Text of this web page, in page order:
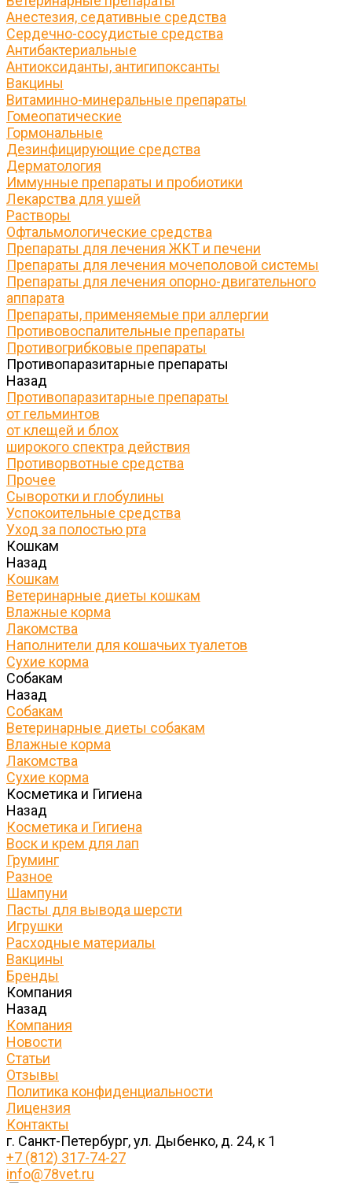
Анестезия, седативные средства
Сердечно-сосудистые средства
Антибактериальные
Антиоксиданты, антигипоксанты
Вакцины
Витаминно-минеральные препараты
Гомеопатические
Гормональные
Дезинфицирующие средства
Дерматология
Иммунные препараты и пробиотики
Лекарства для ушей
Растворы
Офтальмологические средства
Препараты для лечения ЖКТ и печени
Препараты для лечения мочеполовой системы
Препараты для лечения опорно-двигательного
аппарата
Препараты, применяемые при аллергии
Противовоспалительные препараты
Противогрибковые препараты
Противопаразитарные препараты
Назад
Противопаразитарные препараты
от гельминтов
от клещей и блох
широкого спектра действия
Противорвотные средства
Прочее
Сыворотки и глобулины
Успокоительные средства
Уход за полостью рта
Кошкам
Назад
Кошкам
Ветеринарные диеты кошкам
Влажные корма
Лакомства
Наполнители для кошачьих туалетов
Сухие корма
Собакам
Назад
Собакам
Ветеринарные диеты собакам
Влажные корма
Лакомства
Сухие корма
Косметика и Гигиена
Назад
Косметика и Гигиена
Воск и крем для лап
Груминг
Разное
Шампуни
Пасты для вывода шерсти
Игрушки
Расходные материалы
Вакцины
Бренды
Компания
Назад
Компания
Новости
Статьи
Отзывы
Политика конфиденциальности
Лицензия
Контакты
г. Санкт-Петербург, ул. Дыбенко, д. 24, к 1
+7 (812) 317-74-27
info@78vet.ru